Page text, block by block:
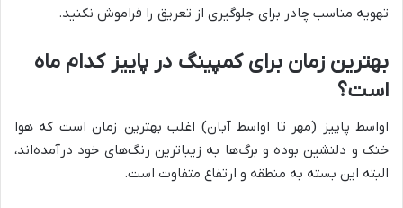
تهویه مناسب چادر برای جلوگیری از تعریق را فراموش نکنید.
بهترین زمان برای کمپینگ در پاییز کدام ماه
است؟
اواسط پاییز (مهر تا اواسط آبان) اغلب بهترین زمان است که هوا
خنک و دلنشین بوده و برگ‌ها به زیباترین رنگ‌های خود درآمده‌اند،
البته این بسته به منطقه و ارتفاع متفاوت است.